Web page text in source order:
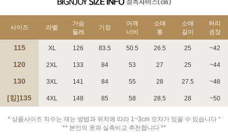
페이코 ID로 페
PAYCO 바로구매
사이즈 라벨
가슴
둘레
기장
어깨
너비
소매
통
소매
길이
허리
권장
115 XL 126 83.5 50.5 26.5 25 ~42
120 2XL 133 84 53 27 25 ~44
130 3XL 141 84 55 28 27.5 ~48
[킹]135 4XL 148 85 58 28.5 28 ~50
* 상품사이즈 치수는 재는 방법과 위치에 따라 1~3cm 오차가 있을 수 있습니다 *
** 본인의 옷과 실측비교 추천합니다 **